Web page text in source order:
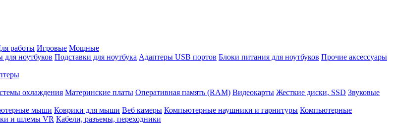
работы Игровые Мощные
для ноутбуков Подставки для ноутбука Адаптеры USB портов Блоки питания для ноутбуков Прочие аксессуары
охлаждения Материнские платы Оперативная память (RAM) Видеокарты Жесткие диски, SSD Звуковые
мыши Коврики для мыши Веб камеры Компьютерные наушники и гарнитуры Компьютерные
и шлемы VR Кабели, разъемы, переходники